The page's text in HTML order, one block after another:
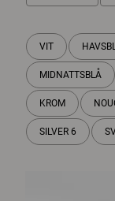
VIT
MIDNATTSBLÅ
KROM
SILVER 6